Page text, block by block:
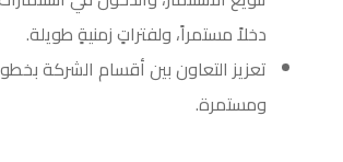
دخلاً مستمراً، ولفتراتٍ زمنيةٍ طويلة.
تعزيز التعاون بين أقسام الشركة
ومستمرة.